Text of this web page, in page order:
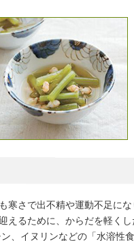
さで出不精や運動不足にな
えるために、からだを軽くし
、イヌリンなどの「水溶性